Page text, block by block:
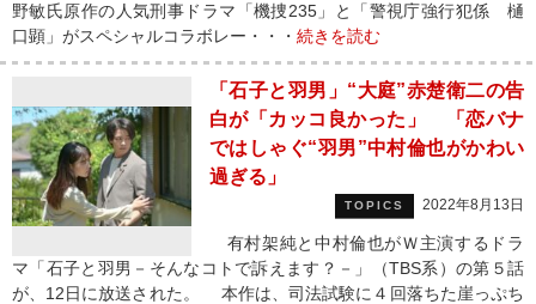
野敏氏原作の人気刑事ドラマ「機捜235」と「警視庁強行犯係 樋
口顕」がスペシャルコラボレー・・・ 続きを読む
「石子と羽男」“大庭”赤楚衛二の告
白が「カッコ良かった」 「恋バナ
ではしゃぐ“羽男”中村倫也がかわい
過ぎる」
TOPICS 2022年8月13日
有村架純と中村倫也がＷ主演するドラ
マ「石子と羽男－そんなコトで訴えます？－」（TBS系）の第５話
が、12日に放送された。 本作は、司法試験に４回落ちた崖っぷち